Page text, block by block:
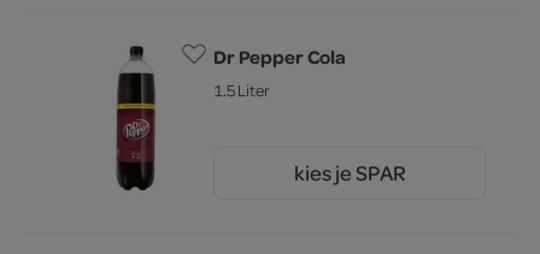
Dr Pepper Cola
1.5 Liter
kies je SPAR